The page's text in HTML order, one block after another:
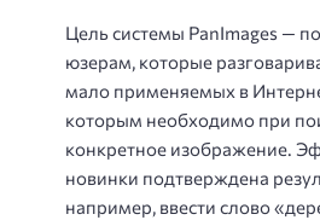
Цель системы PanImages —
юзерам, которые
мало применяемых в
которым необходимо при
конкретное изображение.
новинки подтверждена
например, ввести слово